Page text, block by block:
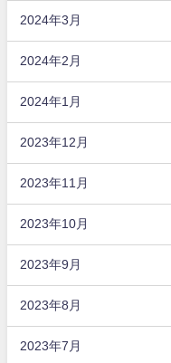
2024年3月
2024年2月
2024年1月
2023年12月
2023年11月
2023年10月
2023年9月
2023年8月
2023年7月